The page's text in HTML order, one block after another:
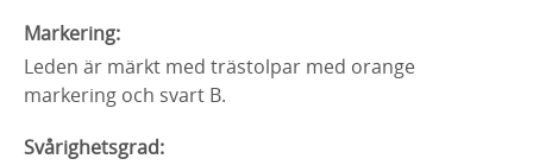
Markering:
Leden är märkt med trästolpar med orange
markering och svart B.
Svårighetsgrad: